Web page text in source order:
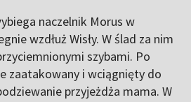
naczelnik Morus w
wzdłuż Wisły. W ślad za nim
szybami. Po
zaatakowany i wciągnięty do
przyjeżdża mama. W